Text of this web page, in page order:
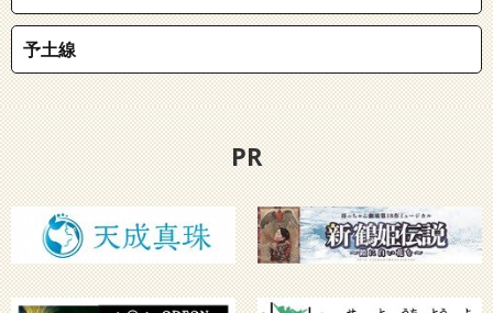
予土線
PR